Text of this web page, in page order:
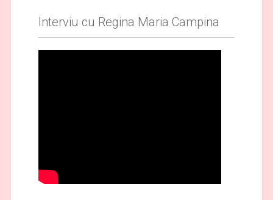
Interviu cu Regina Maria Campina